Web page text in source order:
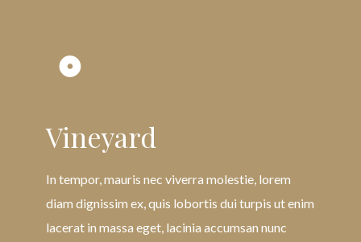
Vineyard
In tempor, mauris nec viverra molestie, lorem
diam dignissim ex, quis lobortis dui turpis ut enim
lacerat in massa eget, lacinia accumsan nunc